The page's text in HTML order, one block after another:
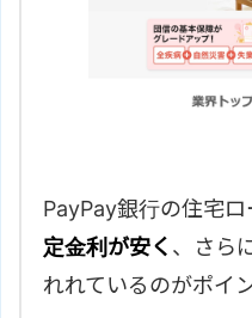
PayPay銀行の住宅ロ
定金利が安く 、さら
れれているのがポイ